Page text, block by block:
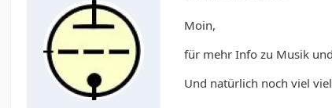
Moin,
für mehr Info zu Musik
Und natürlich noch viel